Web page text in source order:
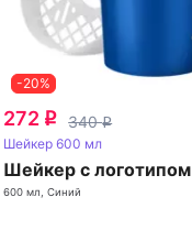
-20%
272 q 340q
Шейкер 600 мл
Шейкер с логотипом
600 мл, Синий